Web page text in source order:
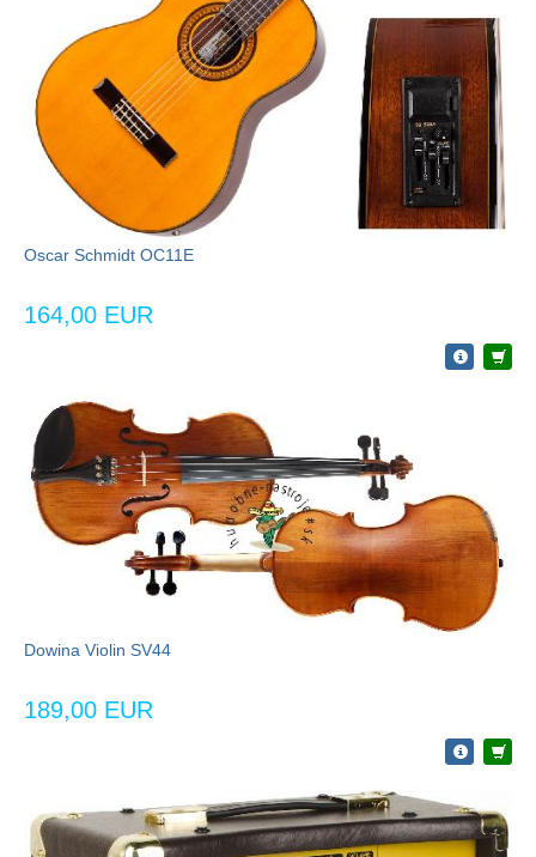
Oscar Schmidt OC11E
164,00 EUR
Dowina Violin SV44
189,00 EUR